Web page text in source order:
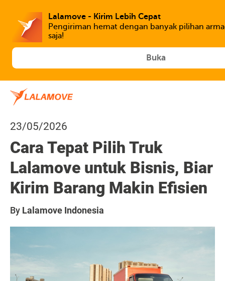
Lalamove - Kirim Lebih Cepat
Pengiriman hemat dengan banyak pilihan
Buka
23/05/2026
Cara Tepat Pilih Truk
Lalamove untuk Bisnis, Biar
Kirim Barang Makin Efisien
By Lalamove Indonesia